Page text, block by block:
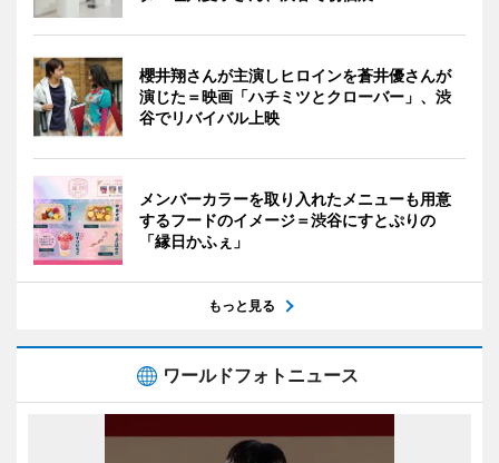
櫻井翔さんが主演しヒロインを蒼井優さんが
演じた＝映画「ハチミツとクローバー」、渋
谷でリバイバル上映
メンバーカラーを取り入れたメニューも用意
するフードのイメージ＝渋谷にすとぷりの
「縁日かふぇ」
もっと見る
ワールドフォトニュース